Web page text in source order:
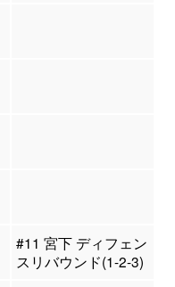
#11 宮下 ディフェン
スリバウンド(1-2-3)